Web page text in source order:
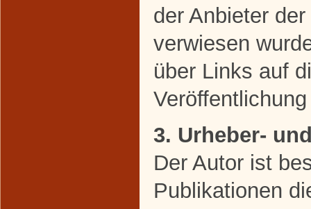
der Anbieter
verwiesen
über Links auf
3. Urheber-
Der Autor ist
Publikationen